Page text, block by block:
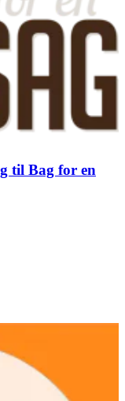
til Bag for en